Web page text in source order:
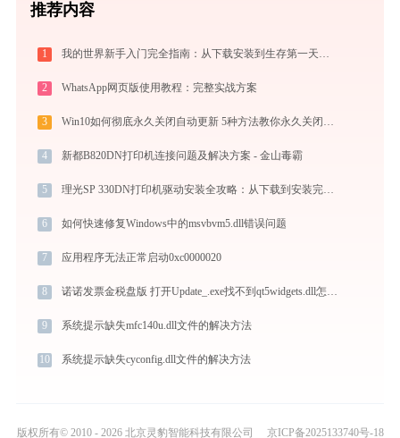
推荐内容
1 我的世界新手入门完全指南：从下载安装到生存第一天，一篇讲透
2 WhatsApp网页版使用教程：完整实战方案
3 Win10如何彻底永久关闭自动更新 5种方法教你永久关闭win10自动更新
4 新都B820DN打印机连接问题及解决方案 - 金山毒霸
5 理光SP 330DN打印机驱动安装全攻略：从下载到安装完全教程
6 如何快速修复Windows中的msvbvm5.dll错误问题
7 应用程序无法正常启动0xc0000020
8 诺诺发票金税盘版 打开Update_.exe找不到qt5widgets.dll怎么办
9 系统提示缺失mfc140u.dll文件的解决方法
10 系统提示缺失cyconfig.dll文件的解决方法
版权所有© 2010 - 2026 北京灵豹智能科技有限公司 京ICP备2025133740号-18